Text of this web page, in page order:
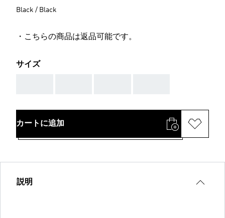
Black / Black
・こちらの商品は返品可能です。
サイズ
カートに追加
説明